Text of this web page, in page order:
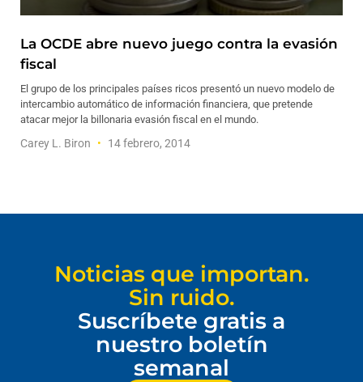
La OCDE abre nuevo juego contra la evasión
fiscal
El grupo de los principales países ricos presentó un nuevo modelo de
intercambio automático de información financiera, que pretende
atacar mejor la billonaria evasión fiscal en el mundo.
Carey L. Biron 14 febrero, 2014
Noticias que importan.
Sin ruido.
Suscríbete gratis a
nuestro boletín
semanal